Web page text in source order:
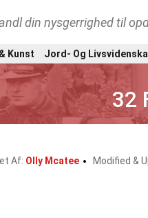
din nysgerrighed til
Kunst Jord- Og
32
Af: Olly Mcatee Modified &